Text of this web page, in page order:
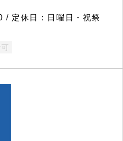
/ 定休日：日曜日・祝祭